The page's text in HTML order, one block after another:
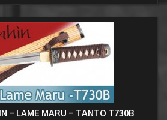
- LAME MARU - TANTO T730B